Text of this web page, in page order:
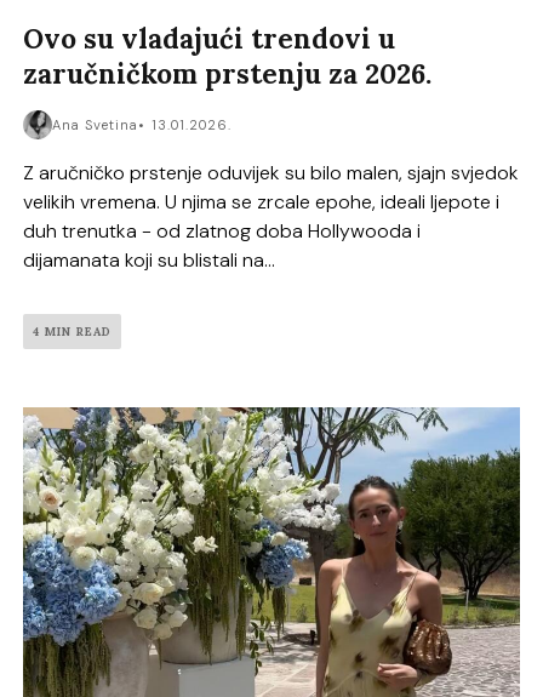
Ovo su vladajući trendovi u
zaručničkom prstenju za 2026.
Ana Svetina 13.01.2026.
Z aručničko prstenje oduvijek su bilo malen, sjajn svjedok
velikih vremena. U njima se zrcale epohe, ideali ljepote i
duh trenutka - od zlatnog doba Hollywooda i
dijamanata koji su blistali na...
4 MIN READ